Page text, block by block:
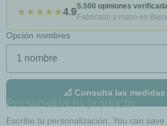
★★★★★4.9
5.500 opiniones
Fabricado a mano en
Opción nombres
📐 Consulta las
Personaliza tu producto
Escribe tu personalización. You can